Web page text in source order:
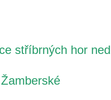
stříbrných hor